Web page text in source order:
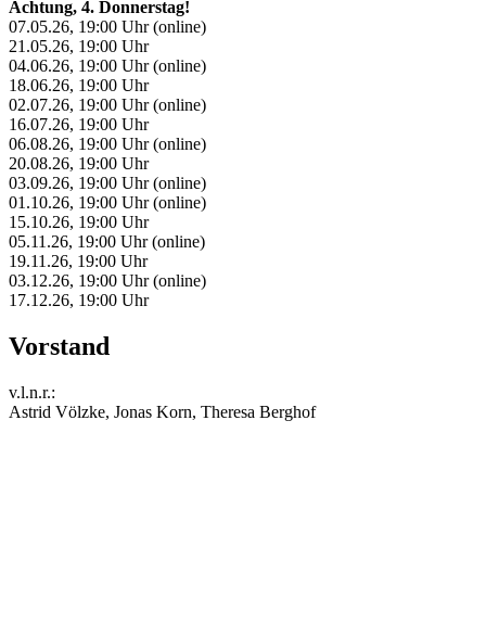
Achtung, 4. Donnerstag!
07.05.26, 19:00 Uhr (online)
21.05.26, 19:00 Uhr
04.06.26, 19:00 Uhr (online)
18.06.26, 19:00 Uhr
02.07.26, 19:00 Uhr (online)
16.07.26, 19:00 Uhr
06.08.26, 19:00 Uhr (online)
20.08.26, 19:00 Uhr
03.09.26, 19:00 Uhr (online)
01.10.26, 19:00 Uhr (online)
15.10.26, 19:00 Uhr
05.11.26, 19:00 Uhr (online)
19.11.26, 19:00 Uhr
03.12.26, 19:00 Uhr (online)
17.12.26, 19:00 Uhr
Vorstand
v.l.n.r.:
Astrid Völzke, Jonas Korn, Theresa Berghof